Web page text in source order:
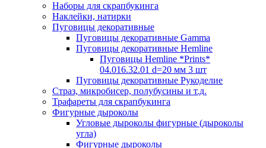
Наборы для скрапбукинга
Наклейки, натирки
Пуговицы декоративные
Пуговицы декоративные Gamma
Пуговицы декоративные Hemline
Пуговицы Hemline *Prints*
04.016.32.01 d=20 мм 3 шт
Пуговицы декоративные Рукоделие
Страз, микробисер, полубусины и т.д.
Трафареты для скрапбукинга
Фигурные дыроколы
Угловые дыроколы фигурные (дыроколы
угла)
Фигурные дыроколы